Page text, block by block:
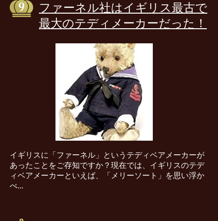
ファーネル社はイギリス最古で
最大のテディメーカーだった！
イギリスに「ファーネル」というテディベアメーカーが
あったことをご存知ですか？現在では、イギリスのテデ
ィベアメーカーといえば、「メリーソート」を思い浮か
べ...